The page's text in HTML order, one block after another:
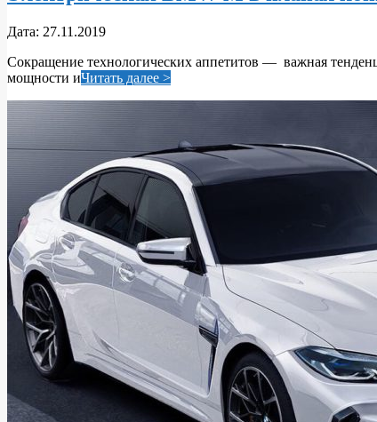
2019-
27
Дата: 27.11.2019
Сокращение технологических аппетитов — важная
мощности иЧитать далее >